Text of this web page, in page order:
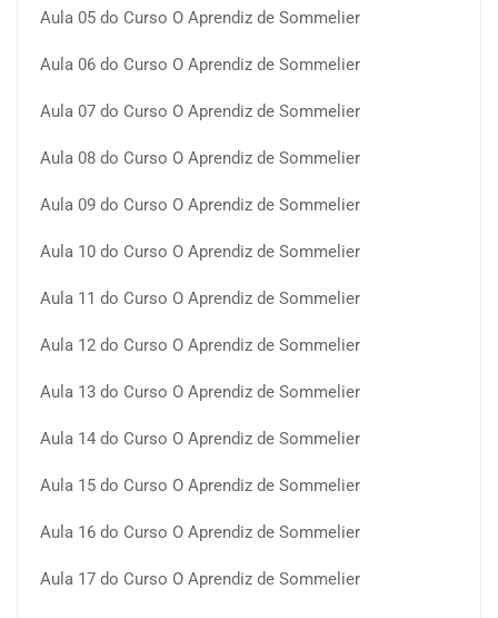
Aula 05 do Curso O Aprendiz de Sommelier
Aula 06 do Curso O Aprendiz de Sommelier
Aula 07 do Curso O Aprendiz de Sommelier
Aula 08 do Curso O Aprendiz de Sommelier
Aula 09 do Curso O Aprendiz de Sommelier
Aula 10 do Curso O Aprendiz de Sommelier
Aula 11 do Curso O Aprendiz de Sommelier
Aula 12 do Curso O Aprendiz de Sommelier
Aula 13 do Curso O Aprendiz de Sommelier
Aula 14 do Curso O Aprendiz de Sommelier
Aula 15 do Curso O Aprendiz de Sommelier
Aula 16 do Curso O Aprendiz de Sommelier
Aula 17 do Curso O Aprendiz de Sommelier